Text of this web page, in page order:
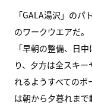
「GALA湯沢」の
のワークウエアだ。
「早朝の整備、日
り、夕方は全スキ
れるようすべての
は朝から夕暮れま